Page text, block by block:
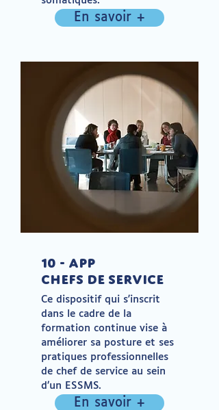
En savoir +
10 - APP
Chefs de service
Ce dispositif qui s'inscrit
dans le cadre de la
formation continue vise à
améliorer sa posture et ses
pratiques professionnelles
de chef de service au sein
d’un ESSMS.
En savoir +